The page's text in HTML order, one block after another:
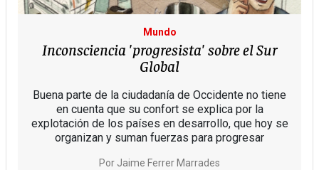
Mundo
Inconsciencia 'progresista' sobre el Sur
Global
Buena parte de la ciudadanía de Occidente no tiene
en cuenta que su confort se explica por la
explotación de los países en desarrollo, que hoy se
organizan y suman fuerzas para progresar
Por Jaime Ferrer Marrades